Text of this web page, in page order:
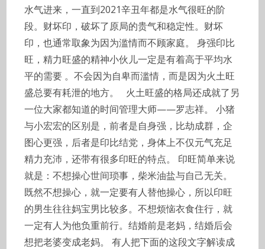
水气进来，一直到2021辛丑年都是水气很旺的阶
段。财坏印，破坏了原局的贵气和稳定性。财坏
印，也通常取象为因为滥情而不顾家庭。 身强印比
旺，精力旺盛的精神小伙儿一定是有着高于平均水
平的需要 。不会因为自卑而滥情，而是因为火土旺
盛总要有耗泄的地方。 火土旺盛的格局还成就了另
一位大家都知道的时间管理大师——罗志祥。 小猪
与小宏宏的区别是，前者是自身强，比劫成群，企
图心更强，后者是印比结党，身体上不仅元气充足
精力充沛，还带有很多印旺的特点。 印旺简单来说
就是：不想操心世间琐事，柴米油盐与自己无关。
既然不想操心，就一定要有人替他操心，所以印旺
的男生往往妈宝男比较多。不想烦恼衣食住行，就
一定有人为他负重前行。结婚前是老妈，结婚后会
想把老婆变成老妈。 有人把下面的这段文字解读成